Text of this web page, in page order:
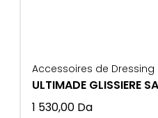
Accessoires de Dressing
1 530,00 Da